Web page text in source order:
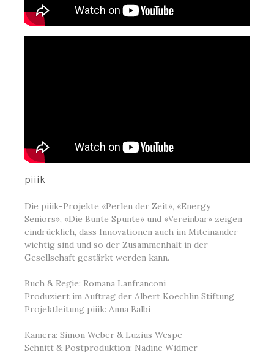
piiik
Die piiik-Projekte «Perlen der Zeit», «Energy
Seniors», «Die Bunte Spunte» und «Vereinbar» zeigen
eindrücklich, dass Innovationen auch im Miteinander
wichtig sind und so der Zusammenhalt in der
Gesellschaft gestärkt werden kann.
Buch & Regie: Romana Lanfranconi
Produziert im Auftrag der Albert Koechlin Stiftung
Projektleitung piiik: Anna Balbi
Kamera: Simon Weber & Luzius Wespe
Schnitt & Postproduktion: Nadine Widmer